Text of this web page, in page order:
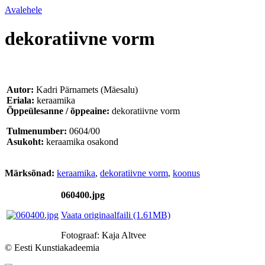
Avalehele
dekoratiivne vorm
Autor: Kadri Pärnamets (Mäesalu)
Eriala: keraamika
Õppeülesanne / õppeaine: dekoratiivne vorm
Tulmenumber: 0604/00
Asukoht: keraamika osakond
Märksõnad: keraamika, dekoratiivne vorm, koonus
060400.jpg
Vaata originaalfaili (1.61MB)
Fotograaf: Kaja Altvee
© Eesti Kunstiakadeemia